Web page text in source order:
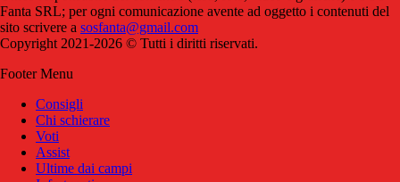
Fanta SRL; per ogni comunicazione avente ad oggetto i contenuti del
sito scrivere a sosfanta@gmail.com
Copyright 2021-2026 © Tutti i diritti riservati.
Footer Menu
Consigli
Chi schierare
Voti
Assist
Ultime dai campi